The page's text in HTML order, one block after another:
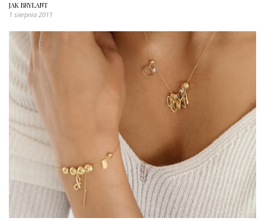
JAK BRYLANT
1 sierpnia 2011